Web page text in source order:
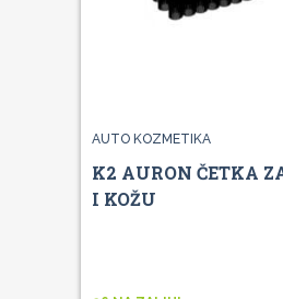
AUTO KOZMETIKA
K2 AURON ČETKA
I KOŽU